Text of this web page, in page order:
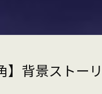
】背景ストー